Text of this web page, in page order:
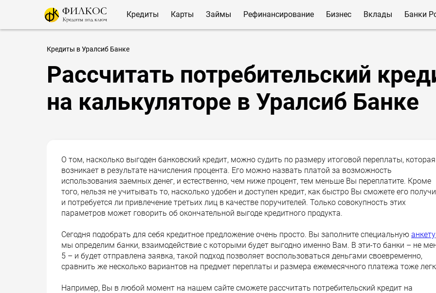
Кредиты Карты Займы Рефинансирование Бизнес Вклады Банки
Кредиты в Уралсиб Банке
Рассчитать потребительский
на калькуляторе в Уралсиб Банке
О том, насколько выгоден банковский кредит, можно судить по размеру итоговой переплаты, которая
возникает в результате начисления процента. Его можно назвать платой за возможность
использования заемных денег, и естественно, чем ниже процент, тем меньше Вы переплатите. Кроме
того, нельзя не учитывать то, насколько удобен и доступен кредит, как быстро Вы сможете его
и потребуется ли привлечение третьих лиц в качестве поручителей. Только совокупность этих
параметров может говорить об окончательной выгоде кредитного продукта.
Сегодня подобрать для себя кредитное предложение очень просто. Вы заполните специальную анкету
мы определим банки, взаимодействие с которыми будет выгодно именно Вам. В эти-то банки – не
5 – и будет отправлена заявка, такой подход позволяет воспользоваться деньгами своевременно,
сравнить же несколько вариантов на предмет переплаты и размера ежемесячного платежа тоже
Например, Вы в любой момент на нашем сайте сможете рассчитать потребительский кредит на